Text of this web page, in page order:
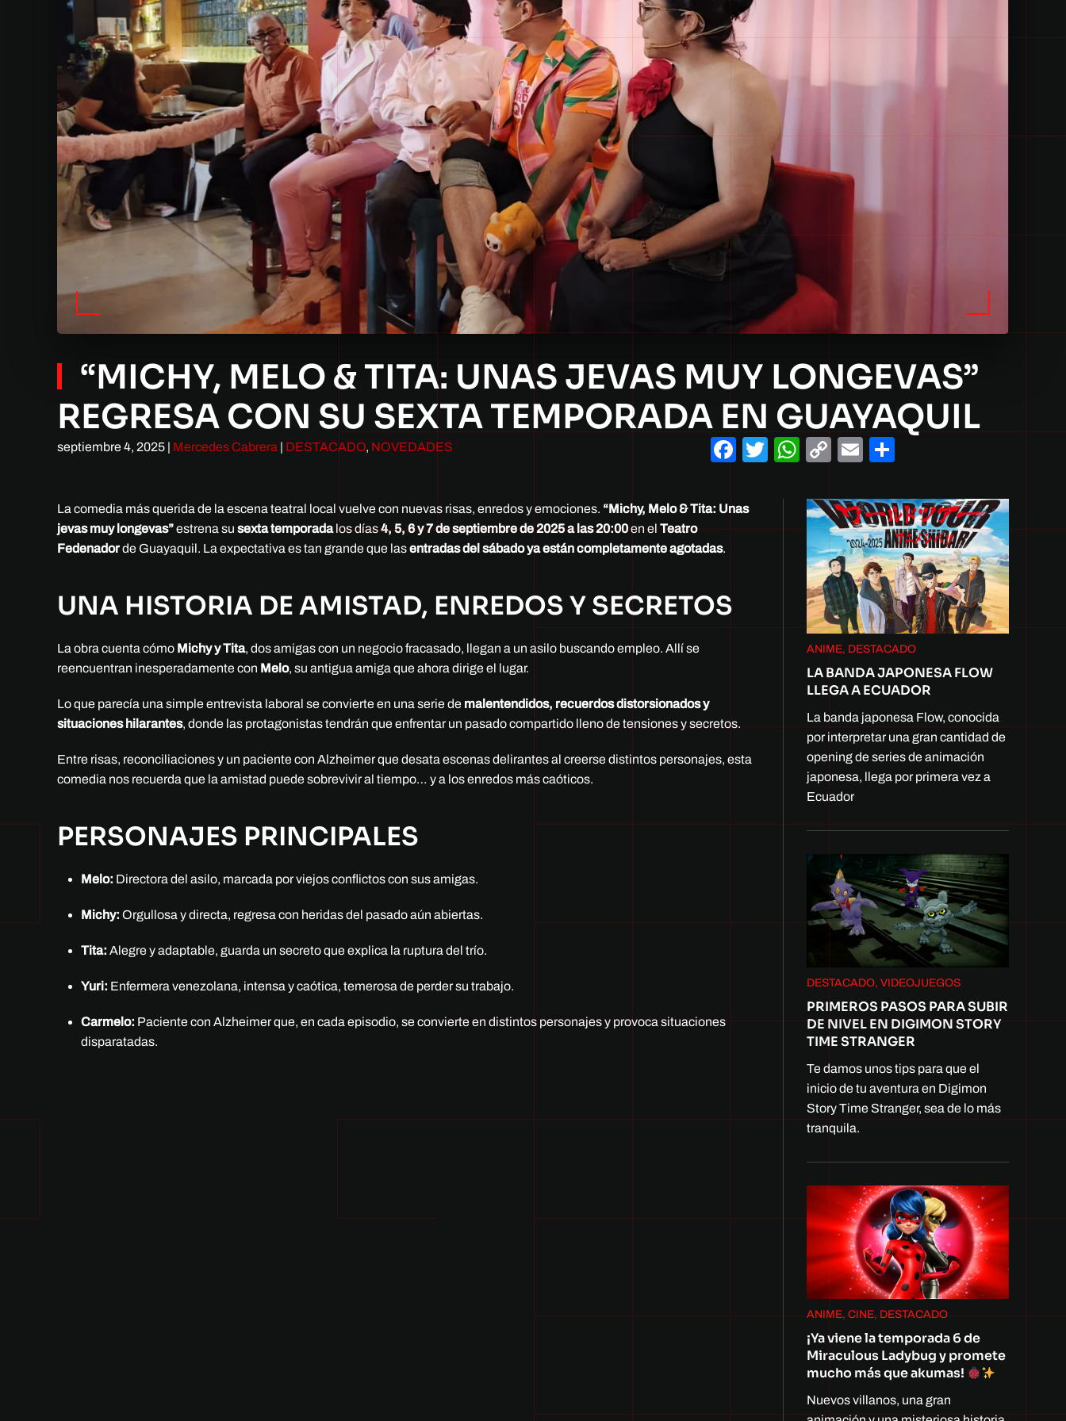
“MICHY, MELO & TITA: UNAS JEVAS MUY LONGEVAS”
REGRESA CON SU SEXTA TEMPORADA EN GUAYAQUIL
septiembre 4, 2025 | Mercedes Cabrera | DESTACADO, NOVEDADES Facebook
Twitter
WhatsApp
CopyEmail
La comedia más querida de la escena teatral local vuelve con nuevas risas, enredos y emociones. “Michy, Melo & Tita: Unas
jevas muy longevas”estrena su sexta temporadalos días4, 5, 6 y 7 de septiembre de 2025 a las 20:00en elTeatro
Fedenadorde Guayaquil. La expectativa es tan grande que lasentradas del sábado ya están completamente agotadas.
UNA HISTORIA DE AMISTAD, ENREDOS Y SECRETOS
La obra cuenta cómo Michy y Tita, dos amigas con un negocio fracasado, llegan a un asilo buscando empleo. Allí se
reencuentran inesperadamente con Melo, su antigua amiga que ahora dirige el lugar.
Lo que parecía una simple entrevista laboral se convierte en una serie de malentendidos, recuerdos distorsionados y
situaciones hilarantes, donde las protagonistas tendrán que enfrentar un pasado compartido lleno de tensiones y secretos.
Entre risas, reconciliaciones y un paciente con Alzheimer que desata escenas delirantes al creerse distintos personajes, esta
comedia nos recuerda que la amistad puede sobrevivir al tiempo… y a los enredos más caóticos.
PERSONAJES PRINCIPALES
Melo: Directora del asilo, marcada por viejos conflictos con sus amigas.
Michy: Orgullosa y directa, regresa con heridas del pasado aún abiertas.
Tita: Alegre y adaptable, guarda un secreto que explica la ruptura del trío.
Yuri: Enfermera venezolana, intensa y caótica, temerosa de perder su trabajo.
Carmelo: Paciente con Alzheimer que, en cada episodio, se convierte en distintos personajes y provoca situaciones
disparatadas.
ANIME, DESTACADO
LA BANDA JAPONESA FLOW
LLEGA A ECUADOR
La banda japonesa Flow, conocida
por interpretar una gran cantidad de
opening de series de animación
japonesa, llega por primera vez a
Ecuador
DESTACADO, VIDEOJUEGOS
PRIMEROS PASOS PARA SUBIR
DE NIVEL EN DIGIMON STORY
TIME STRANGER
Te damos unos tips para que el
inicio de tu aventura en Digimon
Story Time Stranger, sea de lo más
tranquila.
ANIME, CINE, DESTACADO
¡Ya viene la temporada 6 de
Miraculous Ladybug y promete
mucho más que akumas!
Nuevos villanos, una gran